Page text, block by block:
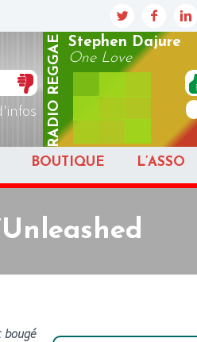
RADIO
REGGAE
Stephen Dajure
One Love
BOUTIQUE L’ASSO
bougé